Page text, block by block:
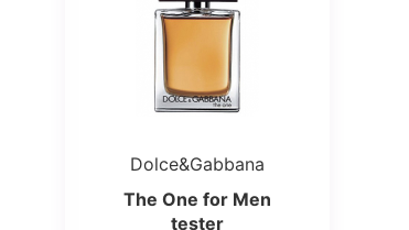
Dolce&Gabbana
The One for Men
tester